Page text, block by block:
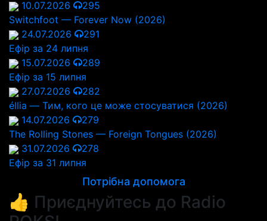
10.07.2026
295
Switchfoot — Forever Now (2026)
24.07.2026
291
Ефір за 24 липня
15.07.2026
289
Ефір за 15 липня
27.07.2026
282
éllia — Тим, кого це може стосуватися (2026)
14.07.2026
279
The Rolling Stones — Foreign Tongues (2026)
31.07.2026
278
Ефір за 31 липня
Потрібна допомога
👍 Приєднуйтесь до Radio